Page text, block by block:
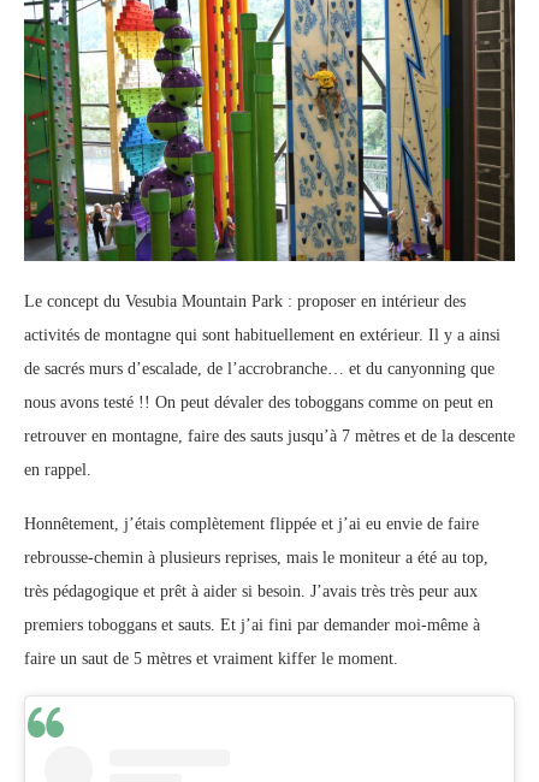
Le concept du Vesubia Mountain Park : proposer en intérieur des
activités de montagne qui sont habituellement en extérieur. Il y a ainsi
de sacrés murs d’escalade, de l’accrobranche… et du canyonning que
nous avons testé !! On peut dévaler des toboggans comme on peut en
retrouver en montagne, faire des sauts jusqu’à 7 mètres et de la descente
en rappel.
Honnêtement, j’étais complètement flippée et j’ai eu envie de faire
rebrousse-chemin à plusieurs reprises, mais le moniteur a été au top,
très pédagogique et prêt à aider si besoin. J’avais très très peur aux
premiers toboggans et sauts. Et j’ai fini par demander moi-même à
faire un saut de 5 mètres et vraiment kiffer le moment.